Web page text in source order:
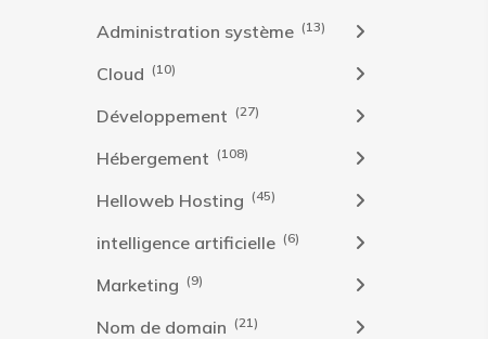
Administration système (13)
Cloud (10)
Développement (27)
Hébergement (108)
Helloweb Hosting (45)
intelligence artificielle (6)
Marketing (9)
Nom de domain (21)